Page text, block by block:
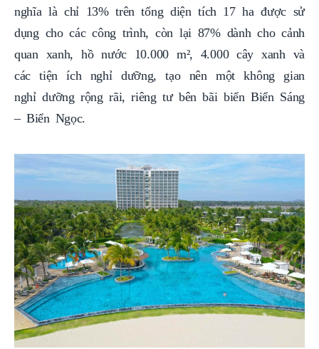
nghĩa là chỉ 13% trên tổng diện tích 17 ha được sử
dụng cho các công trình, còn lại 87% dành cho cảnh
quan xanh, hồ nước 10.000 m², 4.000 cây xanh và
các tiện ích nghỉ dưỡng, tạo nên một không gian
nghỉ dưỡng rộng rãi, riêng tư bên bãi biển Biển Sáng
– Biển Ngọc.